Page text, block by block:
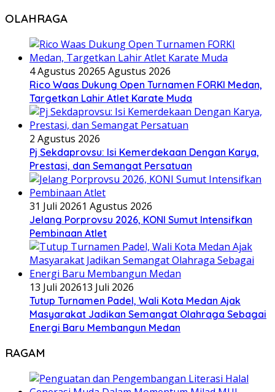
OLAHRAGA
4 Agustus 20265 Agustus 2026
Rico Waas Dukung Open Turnamen FORKI Medan,
Targetkan Lahir Atlet Karate Muda
2 Agustus 2026
Pj Sekdaprovsu: Isi Kemerdekaan Dengan Karya,
Prestasi, dan Semangat Persatuan
31 Juli 20261 Agustus 2026
Jelang Porprovsu 2026, KONI Sumut Intensifkan
Pembinaan Atlet
13 Juli 202613 Juli 2026
Tutup Turnamen Padel, Wali Kota Medan Ajak
Masyarakat Jadikan Semangat Olahraga Sebagai
Energi Baru Membangun Medan
RAGAM